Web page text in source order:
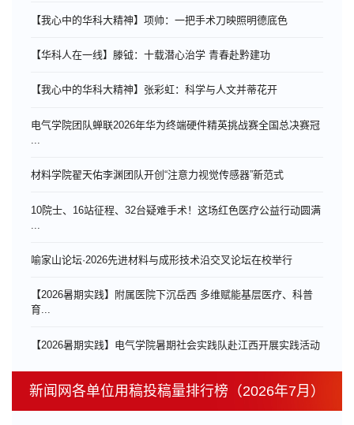
【我心中的华科大精神】项帅：一把手术刀映照明德底色
【华科人在一线】滕钺：十载潜心治学 青春赴黔建功
【我心中的华科大精神】张彩虹：科学与人文并蒂花开
电气学院团队蝉联2026年华为终端硬件精英挑战赛全国总决赛冠
材料学院翟天佑李渊团队开创“注意力视觉传感器”新范式
10院士、16站征程、32台疑难手术！这场红色医疗公益行动圆满
喻家山论坛·2026先进材料与成形技术沿交叉论坛在校举行
【2026暑期实践】附属医院下沉岳西 多维赋能基层医疗、科普
育...
【2026暑期实践】电气学院暑期社会实践队赴江西开展实践活动
新闻网各单位用稿投稿量排行榜（2026年7月）